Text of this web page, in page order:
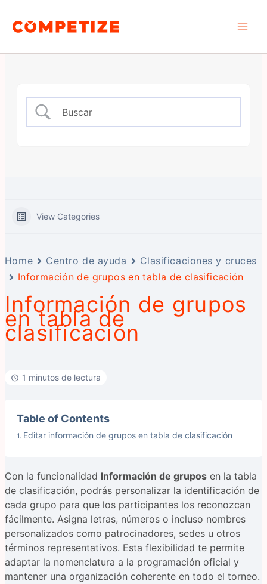
contenido
View Categories
Home Centro de ayuda
Clasificaciones y cruces
Información de grupos en tabla de clasificación
Información de grupos
en tabla de
clasificación
1 minutos de lectura
Table of Contents
Editar información de grupos en tabla de clasificación
Con la funcionalidad Información de gruposen la tabla
de clasificación, podrás personalizar la identificación de
cada grupo para que los participantes los reconozcan
fácilmente. Asigna letras, números o incluso nombres
personalizados como patrocinadores, sedes u otros
términos representativos. Esta flexibilidad te permite
adaptar la nomenclatura a la programación oficial y
mantener una organización coherente en todo el torneo.